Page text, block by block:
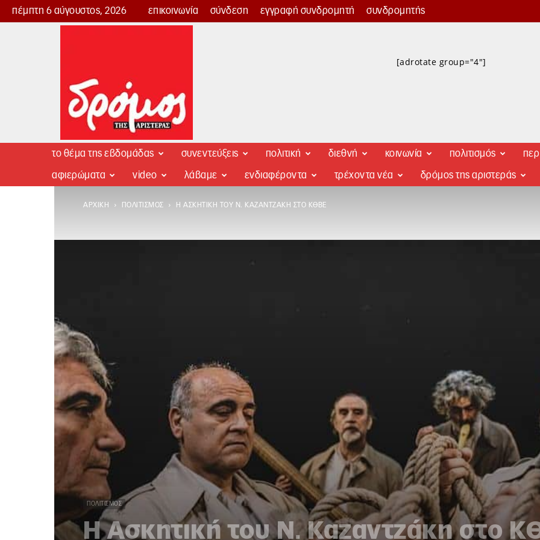
πέμπτη 6 αύγουστος, 2026 επικοινωνία σύνδεση εγγραφή συνδρομητή συνδρομητής
Δρόμος
[adrotate group="4"]
το θέμα της εβδομάδας συνεντεύξεις πολιτική διεθνή κοινωνία πολιτισμός
αφιερώματα video λάβαμε ενδιαφέροντα τρέχοντα νέα δρόμος της αριστεράς
ΑΡΧΙΚΉ ΠΟΛΙΤΙΣΜΌΣ Η ΑΣΚΗΤΙΚΉ ΤΟΥ Ν. ΚΑΖΑΝΤΖΆΚΗ ΣΤΟ ΚΘΒΕ
ΠΟΛΙΤΙΣΜΌΣ
Η Ασκητική του Ν. Καζαντζάκη στο